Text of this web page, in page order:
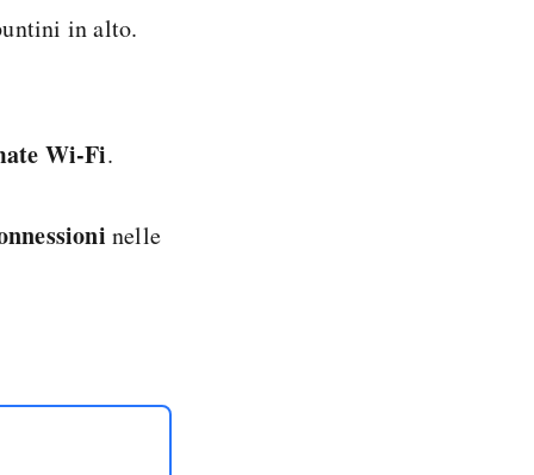
in alto.
Wi-Fi.
nelle